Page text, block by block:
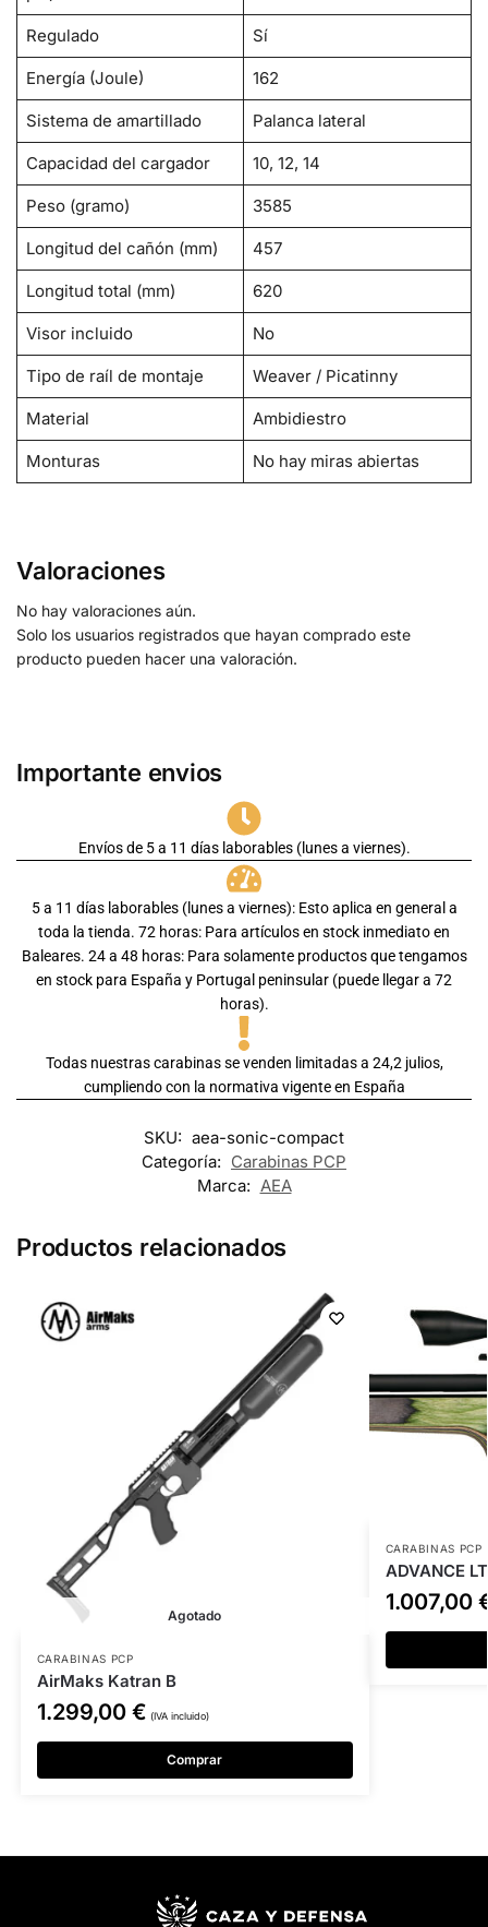
Regulado Sí
Energía (Joule) 162
Sistema de amartillado Palanca lateral
Capacidad del cargador 10, 12, 14
Peso (gramo) 3585
Longitud del cañón (mm) 457
Longitud total (mm) 620
Visor incluido No
Tipo de raíl de montaje Weaver / Picatinny
Material Ambidiestro
Monturas No hay miras abiertas
Valoraciones
No hay valoraciones aún.
Solo los usuarios registrados que hayan comprado este
producto pueden hacer una valoración.
Importante envios
Envíos de 5 a 11 días laborables (lunes a viernes).
5 a 11 días laborables (lunes a viernes): Esto aplica en general a
toda la tienda. 72 horas: Para artículos en stock inmediato en
Baleares. 24 a 48 horas: Para solamente productos que tengamos
en stock para España y Portugal peninsular (puede llegar a 72
horas).
Todas nuestras carabinas se venden limitadas a 24,2 julios,
cumpliendo con la normativa vigente en España
SKU: aea-sonic-compact
Categoría: Carabinas PCP
Marca: AEA
Productos relacionados
Agotado
CARABINAS PCP
AirMaks Katran B
1.299,00 € (IVA incluido)
Comprar
CARABINAS PCP
ADVANCE LT
1.007,00